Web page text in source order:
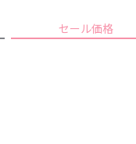
プライバシーポリシー
セール価格